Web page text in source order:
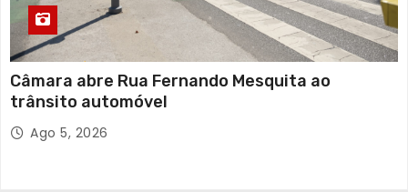
Câmara abre Rua Fernando Mesquita ao
trânsito automóvel
Ago 5, 2026